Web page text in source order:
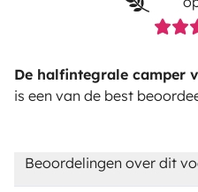
De halfintegrale camper
is een van de best
Beoordelingen over dit